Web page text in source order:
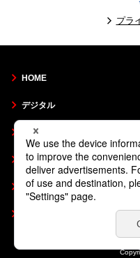
プラ
HOME
デジタル
KBCシネマ
人材派遣
会社概要